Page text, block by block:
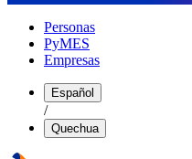
Personas
PyMES
Empresas
Español
/
Quechua